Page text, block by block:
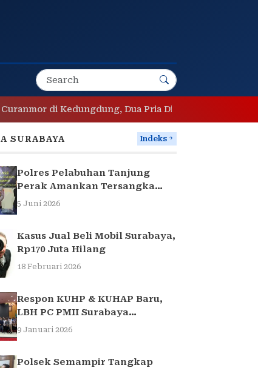
di Kedungdung, Dua Pria Diamankan
SURABAYA Indeks
Polres Pelabuhan Tanjung
Perak Amankan Tersangka
Pencuri Komponen Traffic
5 Juni 2026
Kasus Jual Beli Mobil Surabaya,
Rp170 Juta Hilang
18 Februari 2026
Respon KUHP & KUHAP Baru,
LBH PC PMII Surabaya
Selenggarakan Sarasehan
9 Januari 2026
Polsek Semampir Tangkap